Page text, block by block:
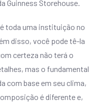
Guinness Storehouse.
toda uma instituição no
disso, você pode tê-la
certeza não terá o
mas o fundamental
com base em seu clima,
é diferente e,